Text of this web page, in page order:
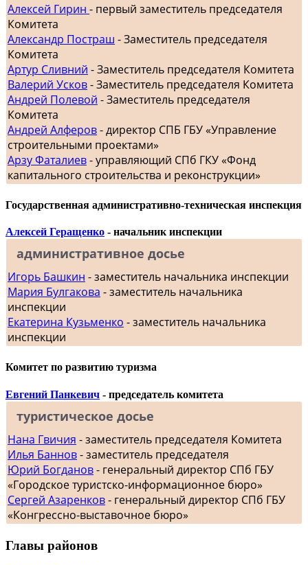
Алексей Гирин - первый заместитель председателя
Комитета
Александр Постраш - Заместитель председателя
Комитета
Артур Сливний - Заместитель председателя Комитета
Валерий Усков- Заместитель председателя Комитета
Андрей Полевой - Заместитель председателя
Комитета
Андрей Алферов- директор СПБ ГБУ «Управление
строительными проектами»
Арзу Фаталиев- управляющий СПб ГКУ «Фонд
капитального строительства и реконструкции»
Государственная административно-техническая инспекция
Алексей Геращенко - начальник инспекции
административное досье
Игорь Башкин - заместитель начальника инспекции
Мария Булгакова - заместитель начальника
инспекции
Екатерина Кузьменко - заместитель начальника
инспекции
Комитет по развитию туризма
Евгений Панкевич - председатель комитета
туристическое досье
Нана Гвичия - заместитель председателя Комитета
Илья Баннов- заместитель председателя
Юрий Богданов- генеральный директор СПб ГБУ
«Городское туристско-информационное бюро»
Сергей Азаренков- генеральный директор СПб ГБУ
«Конгрессно-выставочное бюро»
Главы районов